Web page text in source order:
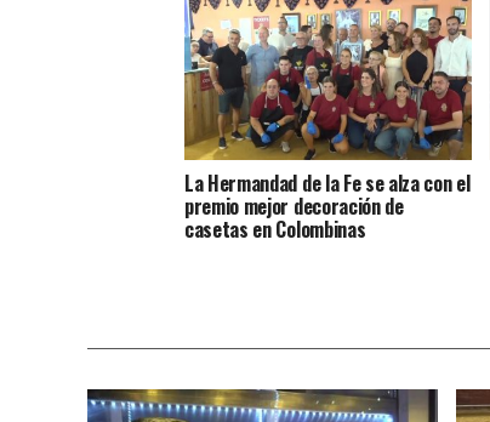
La Hermandad de la Fe se alza con el
premio mejor decoración de
casetas en Colombinas